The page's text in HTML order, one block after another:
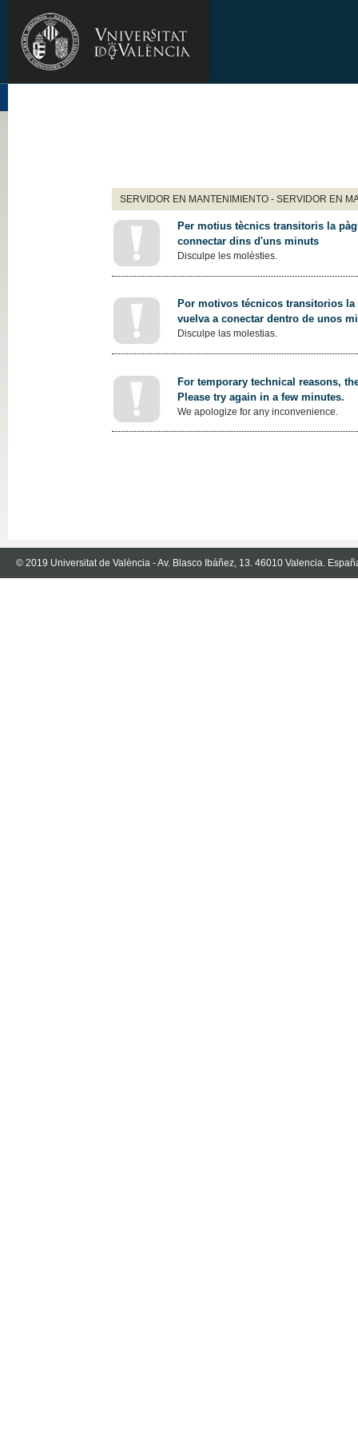
SERVIDOR EN MANTENIMIENTO - SERVIDOR EN
Per motius tècnics transitoris la
connectar dins d'uns minuts
Disculpe les molèsties.
Por motivos técnicos transitorios
vuelva a conectar dentro de unos
Disculpe las molestias.
For temporary technical reasons,
Please try again in a few minutes.
We apologize for any inconvenience.
© 2019 Universitat de València - Av. Blasco Ibáñez, 13. 46010 Valencia.